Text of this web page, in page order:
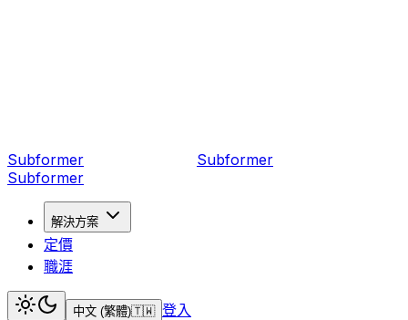
Subformer Subformer
Subformer
解決方案
定價
職涯
中文 (繁體)🇹🇼 登入